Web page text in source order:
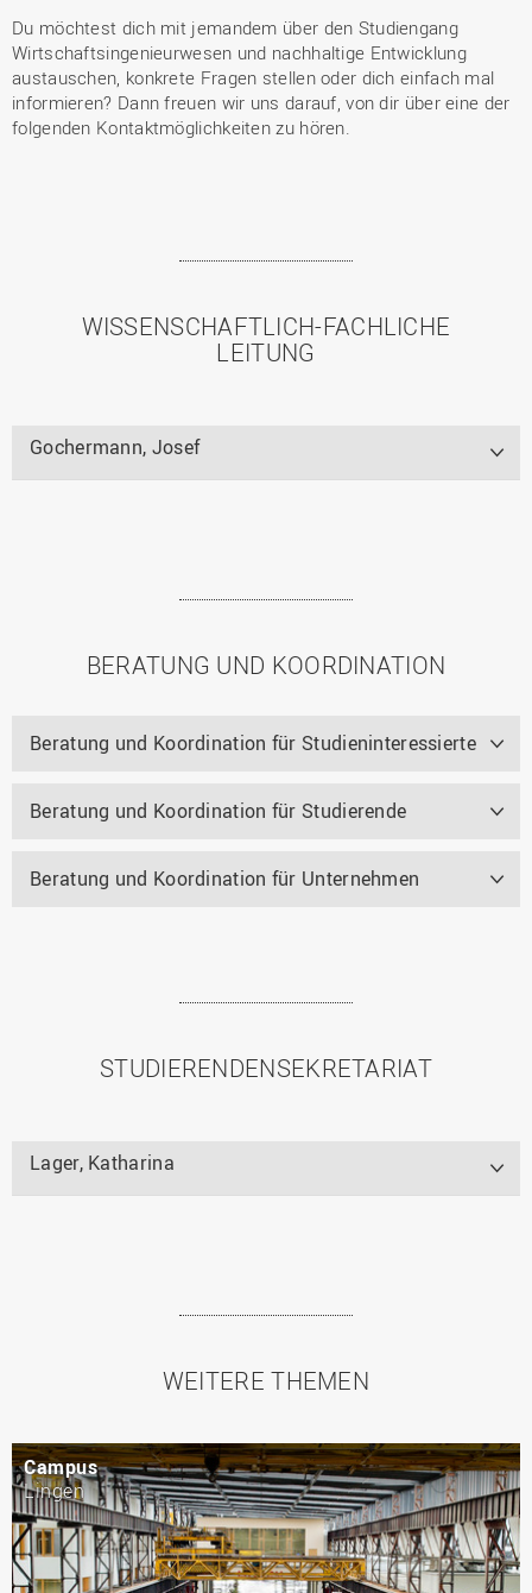
Du möchtest dich mit jemandem über den Studiengang
Wirtschaftsingenieurwesen und nachhaltige Entwicklung
austauschen, konkrete Fragen stellen oder dich einfach mal
informieren? Dann freuen wir uns darauf, von dir über eine der
folgenden Kontaktmöglichkeiten zu hören.
WISSENSCHAFTLICH-FACHLICHE
LEITUNG
Gochermann, Josef
BERATUNG UND KOORDINATION
Beratung und Koordination für Studieninteressierte
Beratung und Koordination für Studierende
Beratung und Koordination für Unternehmen
STUDIERENDENSEKRETARIAT
Lager, Katharina
WEITERE THEMEN
Campus
Lingen